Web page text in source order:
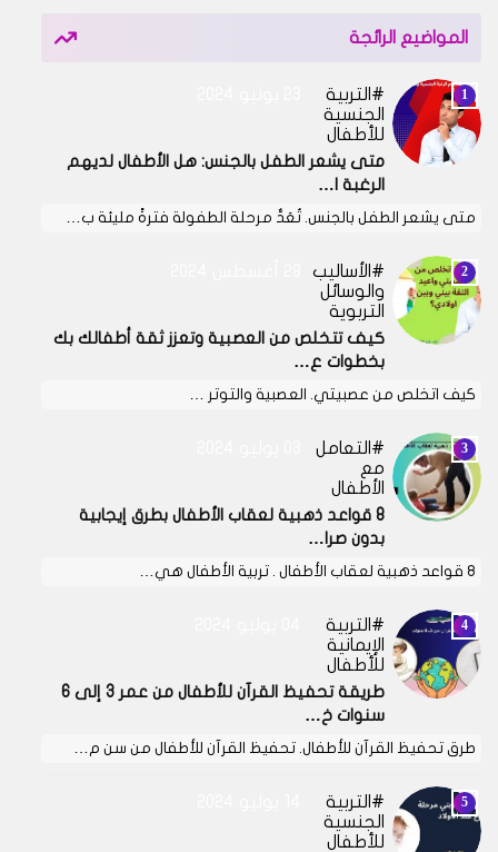
المواضيع الرائجة
التربية
الجنسية
للأطفال
متى يشعر الطفل بالجنس: هل الأطفال لديهم
الرغبة ا…
متى يشعر الطفل بالجنس. تُعَدُّ مرحلة الطفولة فترةً مليئة ب…
الأساليب
والوسائل
التربوية
كيف تتخلص من العصبية وتعزز ثقة أطفالك بك
بخطوات ع…
كيف اتخلص من عصبيتي. العصبية والتوتر …
التعامل
مع
الأطفال
8 قواعد ذهبية لعقاب الأطفال بطرق إيجابية
بدون صرا…
8 قواعد ذهبية لعقاب الأطفال . تربية الأطفال هي…
التربية
الإيمانية
للأطفال
طريقة تحفيظ القرآن للأطفال من عمر 3 إلى 6
سنوات خ…
طرق تحفيظ القرآن للأطفال. تحفيظ القرآن للأطفال من سن م…
التربية
الجنسية
للأطفال